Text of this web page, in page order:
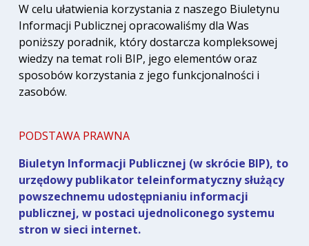
W celu ułatwienia korzystania z naszego Biuletynu
Informacji Publicznej opracowaliśmy dla Was
poniższy poradnik, który dostarcza kompleksowej
wiedzy na temat roli BIP, jego elementów oraz
sposobów korzystania z jego funkcjonalności i
zasobów.
PODSTAWA PRAWNA
Biuletyn Informacji Publicznej (w skrócie BIP), to
urzędowy publikator teleinformatyczny służący
powszechnemu udostępnianiu informacji
publicznej, w postaci ujednoliconego systemu
stron w sieci internet.